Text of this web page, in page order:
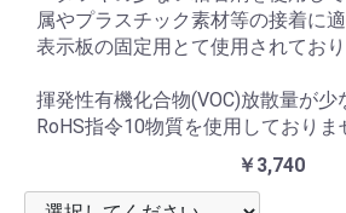
属やプラスチック素材等の接着に
表示板の固定用とて使用されており
揮発性有機化合物(VOC)放散量が少
RoHS指令10物質を使用しておりま
￥3,740